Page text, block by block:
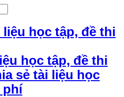
học tập, đề thi
sẻ tài liệu học
phí